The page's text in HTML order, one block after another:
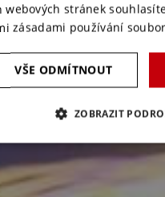
webových stránek
zásadami používání
VŠE ODMÍTNOUT
ZOBRAZIT